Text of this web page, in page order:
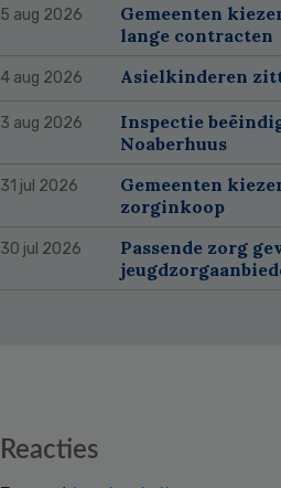
5 aug 2026
Gemeenten
lange contracten
4 aug 2026 Asielkinderen
3 aug 2026
Inspectie
Noaberhuus
31 jul 2026
Gemeenten
zorginkoop
30 jul 2026
Passende zorg
Reacties